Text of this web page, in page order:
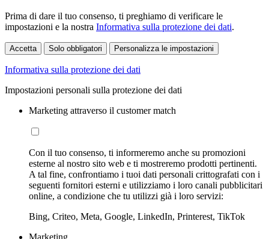
Prima di dare il tuo consenso, ti preghiamo di verificare le
impostazioni e la nostra Informativa sulla protezione dei dati.
Accetta Solo obbligatori Personalizza le impostazioni
Informativa sulla protezione dei dati
Impostazioni personali sulla protezione dei dati
Marketing attraverso il customer match
Con il tuo consenso, ti informeremo anche su promozioni
esterne al nostro sito web e ti mostreremo prodotti pertinenti.
A tal fine, confrontiamo i tuoi dati personali crittografati con i
seguenti fornitori esterni e utilizziamo i loro canali pubblicitari
online, a condizione che tu utilizzi già i loro servizi:
Bing, Criteo, Meta, Google, LinkedIn, Printerest, TikTok
Marketing